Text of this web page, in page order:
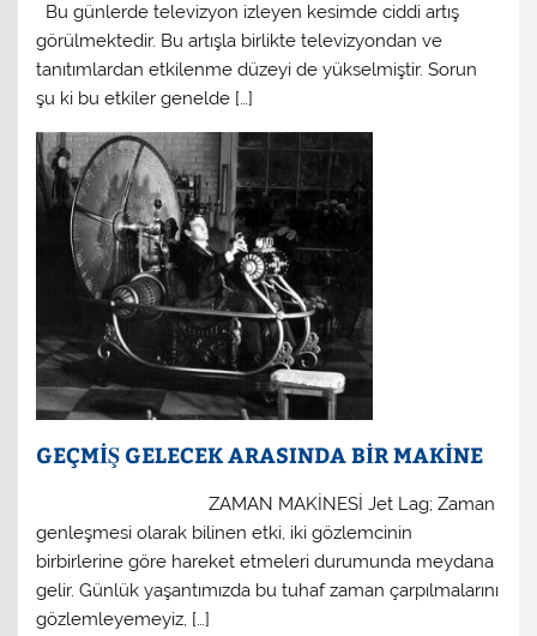
Bu günlerde televizyon izleyen kesimde ciddi artış
görülmektedir. Bu artışla birlikte televizyondan ve
tanıtımlardan etkilenme düzeyi de yükselmiştir. Sorun
şu ki bu etkiler genelde […]
GEÇMİŞ GELECEK ARASINDA BİR MAKİNE
ZAMAN MAKİNESİ Jet Lag; Zaman
genleşmesi olarak bilinen etki, iki gözlemcinin
birbirlerine göre hareket etmeleri durumunda meydana
gelir. Günlük yaşantımızda bu tuhaf zaman çarpılmalarını
gözlemleyemeyiz, […]